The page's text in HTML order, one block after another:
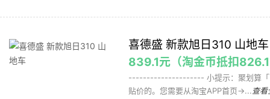
喜德盛 新款旭日310 山地车
839.1元（淘金币抵扣
--------------------- 小提示：聚划算「百
贴价的。您需要从淘宝APP首页->... 查看